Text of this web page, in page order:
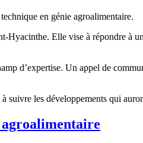
en génie agroalimentaire.
Elle vise à répondre à
d’expertise. Un appel de
les développements qui
agroalimentaire